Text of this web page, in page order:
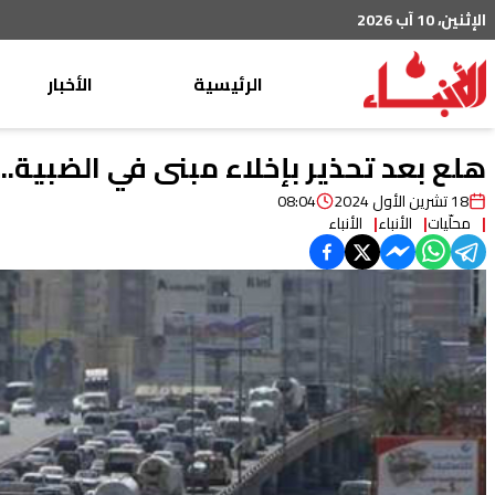
الإثنين، 10 آب 2026
الرئيسية
الأخبار
محليات
عربي دولي
خاص
ثقافة ومجتمع
منوعات
هلع بعد تحذير بإخلاء مبنى في
18 تشرين الأول 2024 08:04
محلّيات الأنباء الأنباء